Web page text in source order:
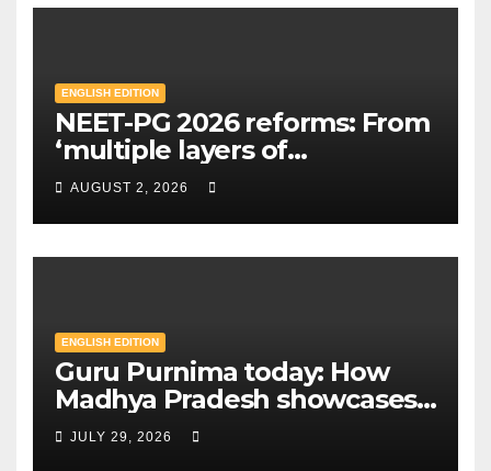
ENGLISH EDITION
NEET-PG 2026 reforms: From
‘multiple layers of
encryption’ to centres closer
to home — Key changes in 30
August exam | Mint
AUGUST 2, 2026
ENGLISH EDITION
Guru Purnima today: How
Madhya Pradesh showcases
Sandipani schools as new
education model | Mint
JULY 29, 2026